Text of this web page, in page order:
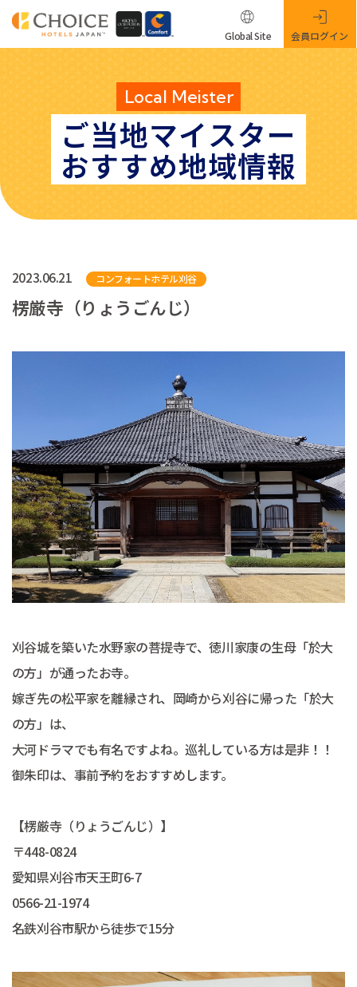
Local Meister
ご当地マイスター
おすすめ地域情報
Global Site 会員ログイン
2023.06.21 コンフォートホテル刈谷
楞厳寺（りょうごんじ）
刈谷城を築いた水野家の菩提寺で、徳川家康の生母「於大
の方」が通ったお寺。
嫁ぎ先の松平家を離縁され、岡崎から刈谷に帰った「於大
の方」は、
大河ドラマでも有名ですよね。巡礼している方は是非！！
御朱印は、事前予約をおすすめします。
【楞厳寺（りょうごんじ）】
〒448-0824
愛知県刈谷市天王町6-7
0566-21-1974
名鉄刈谷市駅から徒歩で15分